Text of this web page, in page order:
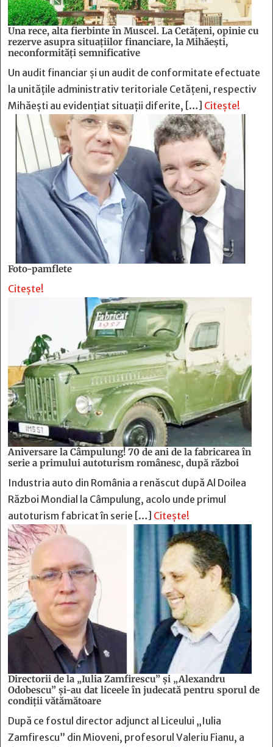
Una rece, alta fierbinte în Muscel. La Cetăţeni, opinie cu
rezerve asupra situaţiilor financiare, la Mihăeşti,
neconformităţi semnificative
Un audit financiar și un audit de conformitate efectuate
la unitățile administrativ teritoriale Cetățeni, respectiv
Mihăești au evidențiat situații diferite, […] Citește!
Foto-pamflete
Citește!
Aniversare la Câmpulung! 70 de ani de la fabricarea în
serie a primului autoturism românesc, după război
Industria auto din România a renăscut după Al Doilea
Război Mondial la Câmpulung, acolo unde primul
autoturism fabricat în serie […] Citește!
Directorii de la „Iulia Zamfirescu” și „Alexandru
Odobescu” și-au dat liceele în judecată pentru sporul de
condiții vătămătoare
După ce fostul director adjunct al Liceului „Iulia
Zamfirescu” din Mioveni, profesorul Valeriu Fianu, a